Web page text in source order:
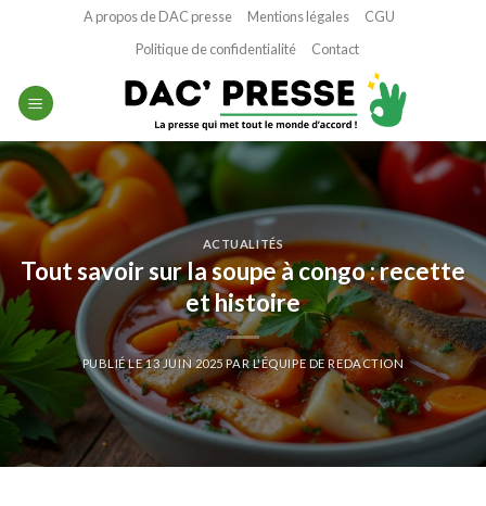
A propos de DAC presse Mentions légales
CGU
Politique de confidentialité
Contact
ACTUALITÉS
Tout savoir sur la soupe à congo : recette
et histoire
PUBLIÉ LE13 JUIN 2025 PARL'ÉQUIPE DE REDACTION